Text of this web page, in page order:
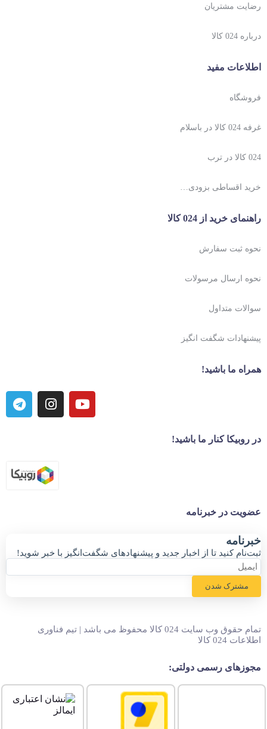
رضایت مشتریان
درباره 024 کالا
اطلاعات مفید
فروشگاه
غرفه 024 کالا در باسلام
024 کالا در ترب
خرید اقساطی بزودی…
راهنمای خرید از 024 کالا
نحوه ثبت سفارش
نحوه ارسال مرسولات
سوالات متداول
پیشنهادات شگفت انگیز
همراه ما باشید!
در روبیکا کنار ما باشید!
عضویت در خبرنامه
خبر‌نامه
ثبت‌نام کنید تا از اخبار جدید و پیشنهاد‌های شگفت‌انگیز با خبر شوید!
مشترک شدن
تمام حقوق وب سایت 024 کالا محفوظ می باشد | تیم فناوری
اطلاعات 024 کالا
مجوزهای رسمی دولتی: